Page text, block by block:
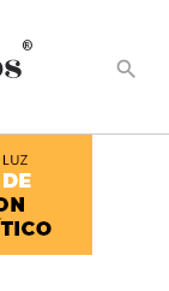
®
search